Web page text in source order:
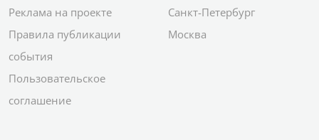
Реклама на проекте
Правила публикации
события
Пользовательское
соглашение
Санкт-Петербург
Москва